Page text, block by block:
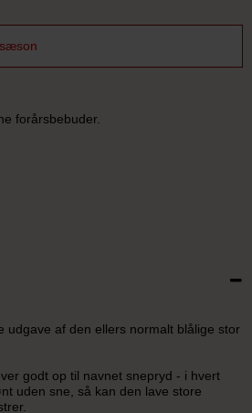
forårsbebuder.
udgave af den ellers normalt blålige stor
godt op til navnet snepryd - i hvert
uden sne, så kan den lave store